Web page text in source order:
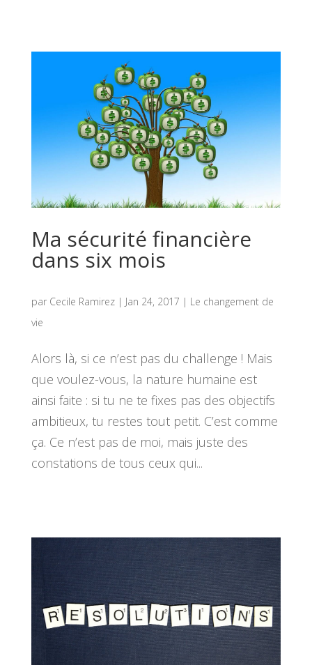
Ma sécurité financière
dans six mois
par Cecile Ramirez| Jan 24, 2017 | Le changement de
vie
Alors là, si ce n’est pas du challenge ! Mais
que voulez-vous, la nature humaine est
ainsi faite : si tu ne te fixes pas des objectifs
ambitieux, tu restes tout petit. C’est comme
ça. Ce n’est pas de moi, mais juste des
constations de tous ceux qui...